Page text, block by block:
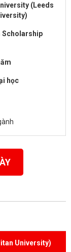
(Leeds
Scholarship
học
University)